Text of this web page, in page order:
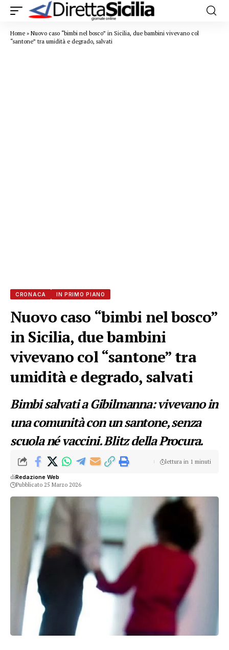
Home » Nuovo caso “bimbi nel bosco” in Sicilia, due bambini vivevano col
“santone” tra umidità e degrado, salvati
CRONACA IN PRIMO PIANO
Nuovo caso “bimbi nel bosco”
in Sicilia, due bambini
vivevano col “santone” tra
umidità e degrado, salvati
Bimbi salvati a Gibilmanna: vivevano in
una comunità con un santone, senza
scuola né vaccini. Blitz della Procura.
diRedazione Web
Pubblicato 25 Marzo 2026
lettura in 1 minuti